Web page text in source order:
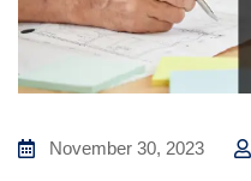
November 30, 2023